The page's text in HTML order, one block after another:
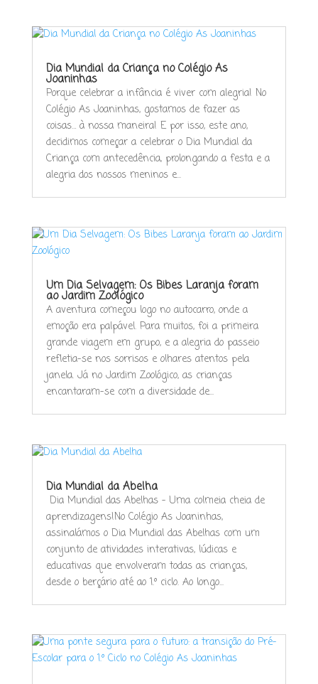
Dia Mundial da Criança no Colégio As
Joaninhas
Porque celebrar a infância é viver com alegria! No
Colégio As Joaninhas, gostamos de fazer as
coisas… à nossa maneira! E por isso, este ano,
decidimos começar a celebrar o Dia Mundial da
Criança com antecedência, prolongando a festa e a
alegria dos nossos meninos e...
Um Dia Selvagem: Os Bibes Laranja foram
ao Jardim Zoológico
A aventura começou logo no autocarro, onde a
emoção era palpável. Para muitos, foi a primeira
grande viagem em grupo, e a alegria do passeio
refletia-se nos sorrisos e olhares atentos pela
janela. Já no Jardim Zoológico, as crianças
encantaram-se com a diversidade de...
Dia Mundial da Abelha
Dia Mundial das Abelhas – Uma colmeia cheia de
aprendizagens!No Colégio As Joaninhas,
assinalámos o Dia Mundial das Abelhas com um
conjunto de atividades interativas, lúdicas e
educativas que envolveram todas as crianças,
desde o berçário até ao 1.º ciclo. Ao longo...